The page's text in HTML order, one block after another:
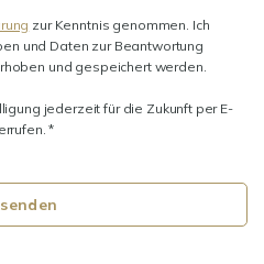
zur Kenntnis genommen. Ich
und Daten zur Beantwortung
und gespeichert werden.
jederzeit für die Zukunft per E-
*